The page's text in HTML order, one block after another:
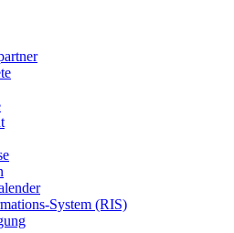
System (RIS)